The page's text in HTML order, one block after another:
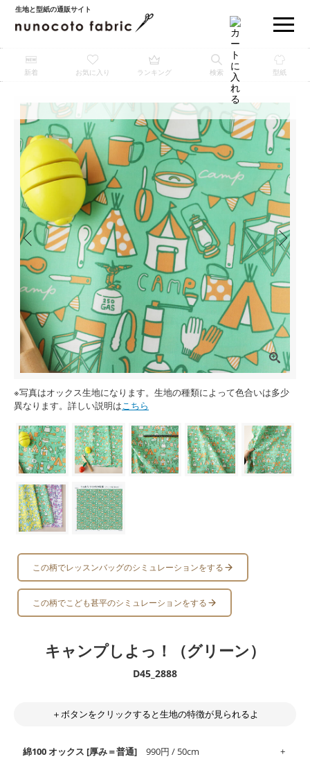
生地と型紙の通販サイト
新着 お気に入り ランキング 検索 型紙
※写真はオックス生地になります。生地の種類によって色合いは多少
異なります。詳しい説明はこちら
この柄でレッスンバッグのシミュレーションをする
この柄でこども甚平のシミュレーションをする
キャンプしよっ！（グリーン）
D45_2888
＋ボタンをクリックすると生地の特徴が見られるよ
綿100 オックス [厚み＝普通] 990円 / 50cm